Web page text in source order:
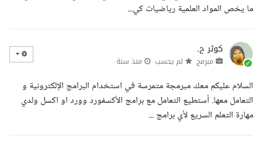
ما يخص المواد العلمية رياضيات كي...
كوثر ح.
مبرمج لم يحسب منذ سنة
السلام عليكم معك مبرمجة متمرسة في استخدام البرامج الإلكترونية و
التعامل معها. أستطيع التعامل مع برامج الأكسفورد وورد او اكسل ولدي
مهارة التعلم السريع لأي برامج ...